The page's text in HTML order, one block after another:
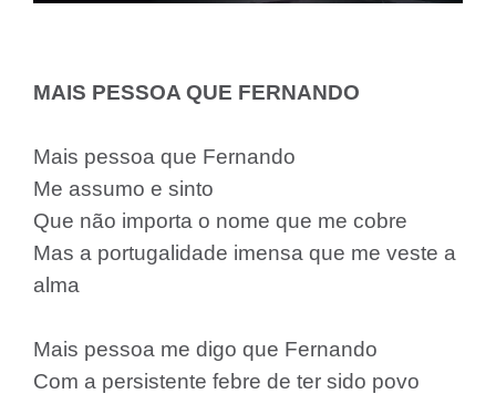
MAIS PESSOA QUE FERNANDO
Mais pessoa que Fernando
Me assumo e sinto
Que não importa o nome que me cobre
Mas a portugalidade imensa que me veste a
alma
Mais pessoa me digo que Fernando
Com a persistente febre de ter sido povo